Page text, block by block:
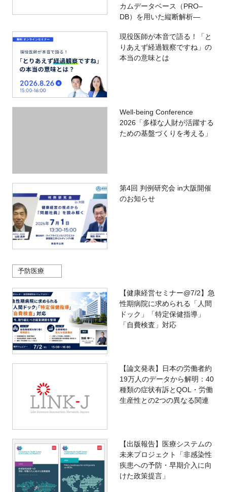
カムデータベース（PRO‒
DB）を用いた縦断解析―
現役医師が本音で語る！「と
りあえず経過観察ですね」の
本当の意味とは
Well-being Conference
2026「多様な人財が活躍する
ための基盤づくりを考える」
第4回 判例研究会 in大阪開催
のお知らせ
予防医療
【健康経営セミナー@7/2】急
性期病院に求められる「人間
ドック」「特定保健指導」
「自費検査」対応
【論文発表】日本の労働者約
19万人のデータから解明：40
種類の症状有訴とQOL・労働
生産性との2つの異なる関連
【出版報告】医療システムの
未来プロジェクト「非感染性
疾患への予防・早期介入に向
けた政策提言」